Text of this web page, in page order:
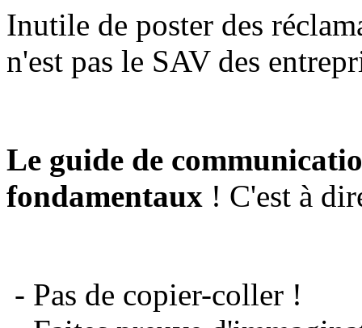
Inutile de poster des
n'est pas le SAV des
Le guide de
fondamentaux ! C'est à
- Pas de copier-coller !